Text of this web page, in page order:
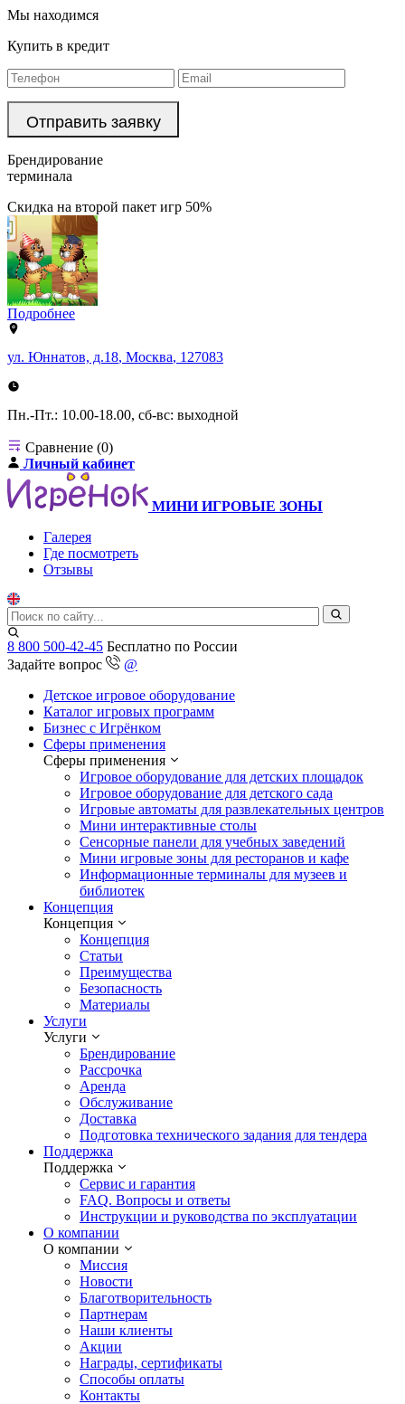
Мы находимся
Купить в кредит
Брендирование
терминала
Скидка на второй пакет игр 50%
Подробнее
ул. Юннатов, д.18, Москва, 127083
Пн.-Пт.: 10.00-18.00, сб-вс: выходной
Сравнение (0)
Личный кабинет
МИНИ ИГРОВЫЕ ЗОНЫ
Галерея
Где посмотреть
Отзывы
8 800 500-42-45 Бесплатно по России
Задайте вопрос
@
Детское игровое оборудование
Каталог игровых программ
Бизнес с Игрёнком
Сферы применения
Сферы применения
Игровое оборудование для детских площадок
Игровое оборудование для детского сада
Игровые автоматы для развлекательных центров
Мини интерактивные столы
Сенсорные панели для учебных заведений
Мини игровые зоны для ресторанов и кафе
Информационные терминалы для музеев и
библиотек
Концепция
Концепция
Концепция
Статьи
Преимущества
Безопасность
Материалы
Услуги
Услуги
Брендирование
Рассрочка
Аренда
Обслуживание
Доставка
Подготовка технического задания для тендера
Поддержка
Поддержка
Сервис и гарантия
FAQ. Вопросы и ответы
Инструкции и руководства по эксплуатации
О компании
О компании
Миссия
Новости
Благотворительность
Партнерам
Наши клиенты
Акции
Награды, сертификаты
Способы оплаты
Контакты